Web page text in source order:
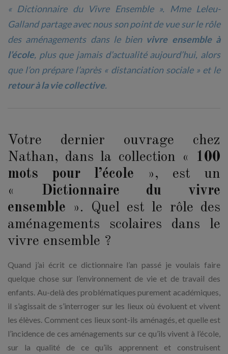
« Dictionnaire du Vivre Ensemble». Mme Leleu-
Galland partage avec nous son point de vue sur le rôle
des aménagements dans le bienvivre ensemble à
l’école, plus que jamais d’actualité aujourd’hui, alors
que l’on prépare l’après « distanciation sociale » et le
retour à la vie collective.
Votre dernier ouvrage chez
Nathan, dans la collection «
100
mots pour l’école », est un
« Dictionnaire du vivre
ensemble ». Quel est le rôle des
aménagements scolaires dans le
vivre ensemble ?
Quand j’ai écrit ce dictionnaire l’an passé je voulais faire
quelque chose sur l’environnement de vie et de travail des
enfants. Au-delà des problématiques purement académiques,
il s’agissait de s’interroger sur les lieux où évoluent et vivent
les élèves. Comment ces lieux sont-ils aménagés, et quelle est
l’incidence de ces aménagements sur ce qu’ils vivent à l’école,
sur la qualité de ce qu’ils apprennent et construisent